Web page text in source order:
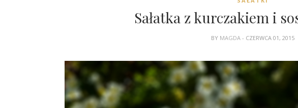
Sałatka z kurczakiem i
BY MAGDA - CZERWCA 01, 2015